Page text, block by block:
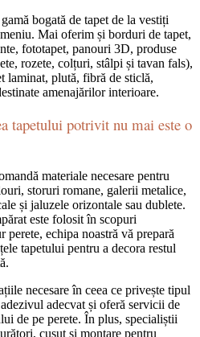
bogată de tapet de la vestiți
Mai oferim și borduri de tapet,
fototapet, panouri 3D, produse
rozete, colțuri, stâlpi și tavan fals),
laminat, plută, fibră de sticlă,
amenajărilor interioare.
tapetului potrivit nu mai este o
materiale necesare pentru
storuri romane, galerii metalice,
și jaluzele orizontale sau dublete.
este folosit în scopuri
echipa noastră vă prepară
tapetului pentru a decora restul
necesare în ceea ce privește tipul
adecvat și oferă servicii de
de pe perete. În plus, specialiștii
cusut și montare pentru